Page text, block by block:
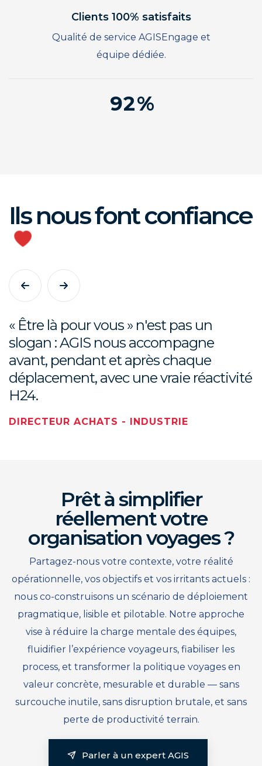
Clients 100% satisfaits
Qualité de service AGISEngage et
équipe dédiée.
4
5
6
7
9
0
2
8
Ils nous font confiance
« Être là pour vous » n'est pas un
slogan : AGIS nous accompagne
avant, pendant et après chaque
déplacement, avec une vraie réactivité
H24.
DIRECTEUR ACHATS - INDUSTRIE
Prêt à simplifier
réellement votre
organisation voyages ?
Partagez-nous votre contexte, votre réalité
opérationnelle, vos objectifs et vos irritants actuels :
nous co-construisons un scénario de déploiement
pragmatique, lisible et pilotable. Notre approche
vise à réduire la charge mentale des équipes,
fluidifier l’expérience voyageurs, fiabiliser les
process, et transformer la politique voyages en
valeur concrète, mesurable et durable — sans
surcouche inutile, sans disruption brutale, et sans
perte de productivité terrain.
Parler à un expert AGIS